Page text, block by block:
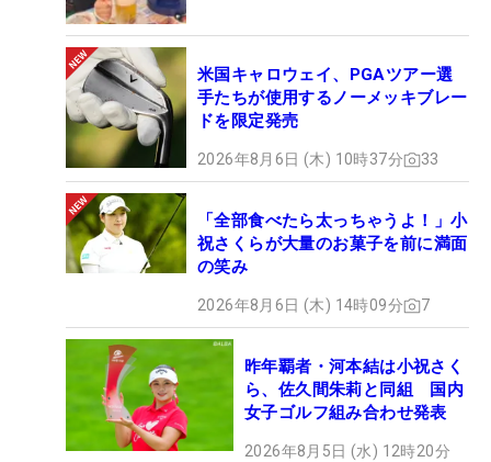
米国キャロウェイ、PGAツアー選
手たちが使用するノーメッキブレー
ドを限定発売
2026年8月6日 (木) 10時37分 33
「全部食べたら太っちゃうよ！」小
祝さくらが大量のお菓子を前に満面
の笑み
2026年8月6日 (木) 14時09分 7
昨年覇者・河本結は小祝さく
ら、佐久間朱莉と同組 国内
女子ゴルフ組み合わせ発表
2026年8月5日 (水) 12時20分